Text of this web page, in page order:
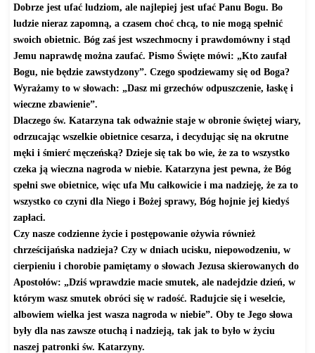
Dobrze jest ufać ludziom, ale najlepiej jest ufać Panu Bogu. Bo
ludzie nieraz zapomną, a czasem choć chcą, to nie mogą spełnić
swoich obietnic. Bóg zaś jest wszechmocny i prawdomówny i stąd
Jemu naprawdę można zaufać. Pismo Święte mówi: „Kto zaufał
Bogu, nie będzie zawstydzony”. Czego spodziewamy się od Boga?
Wyrażamy to w słowach: „Dasz mi grzechów odpuszczenie, łaskę i
wieczne zbawienie”.
Dlaczego św. Katarzyna tak odważnie staje w obronie świętej wiary,
odrzucając wszelkie obietnice cesarza, i decydując się na okrutne
męki i śmierć męczeńską? Dzieje się tak bo wie, że za to wszystko
czeka ją wieczna nagroda w niebie. Katarzyna jest pewna, że Bóg
spełni swe obietnice, więc ufa Mu całkowicie i ma nadzieję, że za to
wszystko co czyni dla Niego i Bożej sprawy, Bóg hojnie jej kiedyś
zapłaci.
Czy nasze codzienne życie i postępowanie ożywia również
chrześcijańska nadzieja? Czy w dniach ucisku, niepowodzeniu, w
cierpieniu i chorobie pamiętamy o słowach Jezusa skierowanych do
Apostołów: „Dziś wprawdzie macie smutek, ale nadejdzie dzień, w
którym wasz smutek obróci się w radość. Radujcie się i weselcie,
albowiem wielka jest wasza nagroda w niebie”. Oby te Jego słowa
były dla nas zawsze otuchą i nadzieją, tak jak to było w życiu
naszej patronki św. Katarzyny.